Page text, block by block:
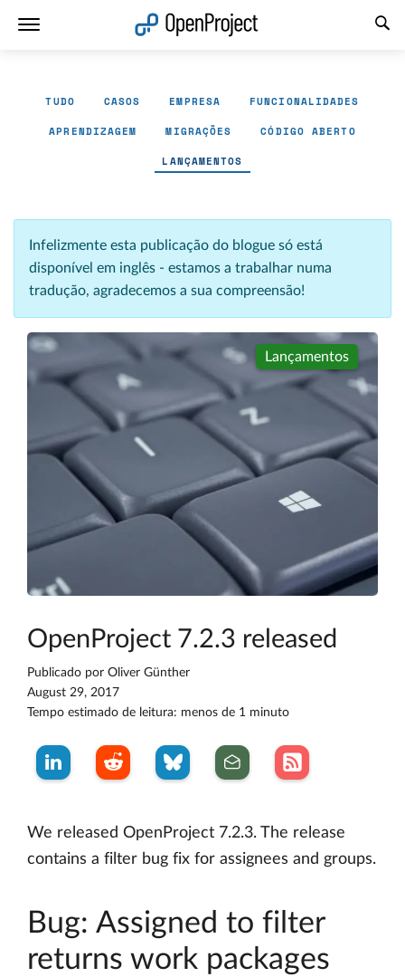
TUDO CASOS EMPRESA FUNCIONALIDADES
APRENDIZAGEM MIGRAÇÕES CÓDIGO ABERTO
LANÇAMENTOS
Infelizmente esta publicação do blogue só está
disponível em inglês - estamos a trabalhar numa
tradução, agradecemos a sua compreensão!
Lançamentos
OpenProject 7.2.3 released
Publicado por Oliver Günther
August 29, 2017
Tempo estimado de leitura: menos de 1 minuto
We released OpenProject 7.2.3. The release
contains a filter bug fix for assignees and groups.
Bug: Assigned to filter
returns work packages
Abrir a ligação num novo separador